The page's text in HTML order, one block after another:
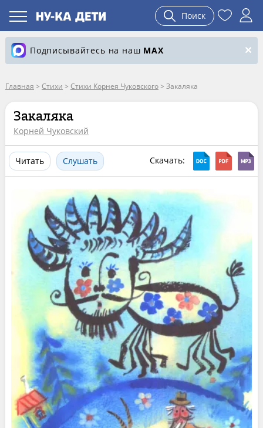
Поиск
Подписывайтесь на наш MAX
Главная > Стихи > Стихи Корнея Чуковского> Закаляка
Закаляка
Корней Чуковский
Читать Слушать Скачать: